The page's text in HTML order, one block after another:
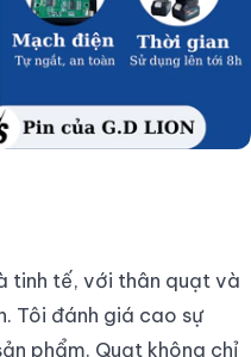
tinh tế, với thân quạt và
Tôi đánh giá cao sự
phẩm. Quạt không chỉ